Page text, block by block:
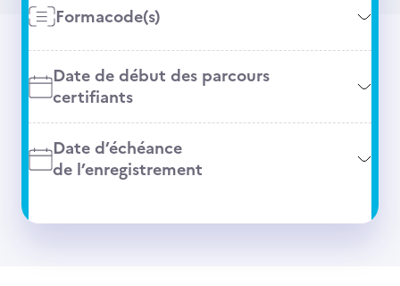
Formacode(s)
Date de début des parcours
certifiants
Date d’échéance
de l’enregistrement